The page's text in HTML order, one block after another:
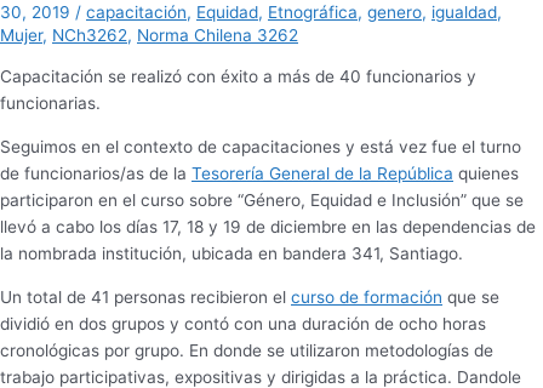
30, 2019 / capacitación, Equidad, Etnográfica, genero, igualdad,
Mujer, NCh3262, Norma Chilena 3262
Capacitación se realizó con éxito a más de 40 funcionarios y
funcionarias.
Seguimos en el contexto de capacitaciones y está vez fue el turno
de funcionarios/as de la Tesorería General de la República quienes
participaron en el curso sobre “Género, Equidad e Inclusión” que se
llevó a cabo los días 17, 18 y 19 de diciembre en las dependencias de
la nombrada institución, ubicada en bandera 341, Santiago.
Un total de 41 personas recibieron el curso de formación que se
dividió en dos grupos y contó con una duración de ocho horas
cronológicas por grupo. En donde se utilizaron metodologías de
trabajo participativas, expositivas y dirigidas a la práctica. Dandole